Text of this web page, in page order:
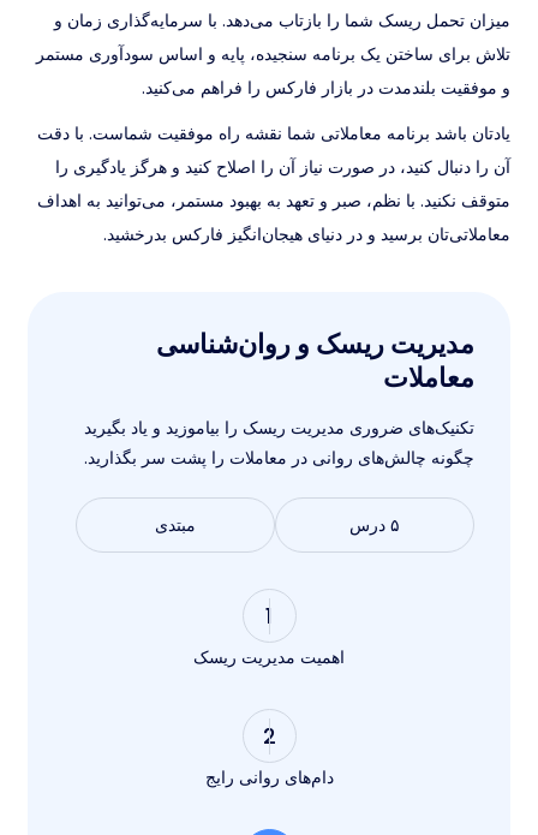
میزان تحمل ریسک شما را بازتاب می‌دهد. با سرمایه‌گذاری زمان و
تلاش برای ساختن یک برنامه سنجیده، پایه‌ و اساس سودآوری مستمر
و موفقیت بلندمدت در بازار فارکس را فراهم می‌کنید.
یادتان باشد برنامه معاملاتی شما نقشه راه موفقیت شماست. با دقت
آن را دنبال کنید، در صورت نیاز آن را اصلاح کنید و هرگز یادگیری را
متوقف نکنید. با نظم، صبر و تعهد به بهبود مستمر، می‌توانید به اهداف
معاملاتی‌تان برسید و در دنیای هیجان‌انگیز فارکس بدرخشید.
مدیریت ریسک و روان‌شناسی
معاملات
تکنیک‌های ضروری مدیریت ریسک را بیاموزید و یاد بگیرید
چگونه چالش‌های روانی در معاملات را پشت سر بگذارید.
۵ درس مبتدی
1
اهمیت مدیریت ریسک
2
دام‌های روانی رایج